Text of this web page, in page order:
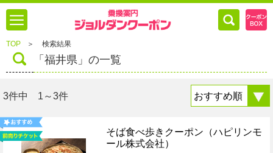
TOP ＞ 検索結果
「福井県」の一覧
3件中 1～3件
そば食べ歩きクーポン（ハピリンモ
ール株式会社）